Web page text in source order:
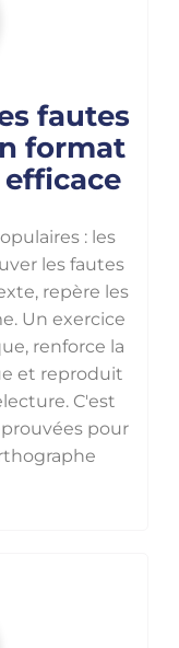
fautes
format
: les
les fautes
repère les
Un exercice
renforce la
et reproduit
C'est
pour